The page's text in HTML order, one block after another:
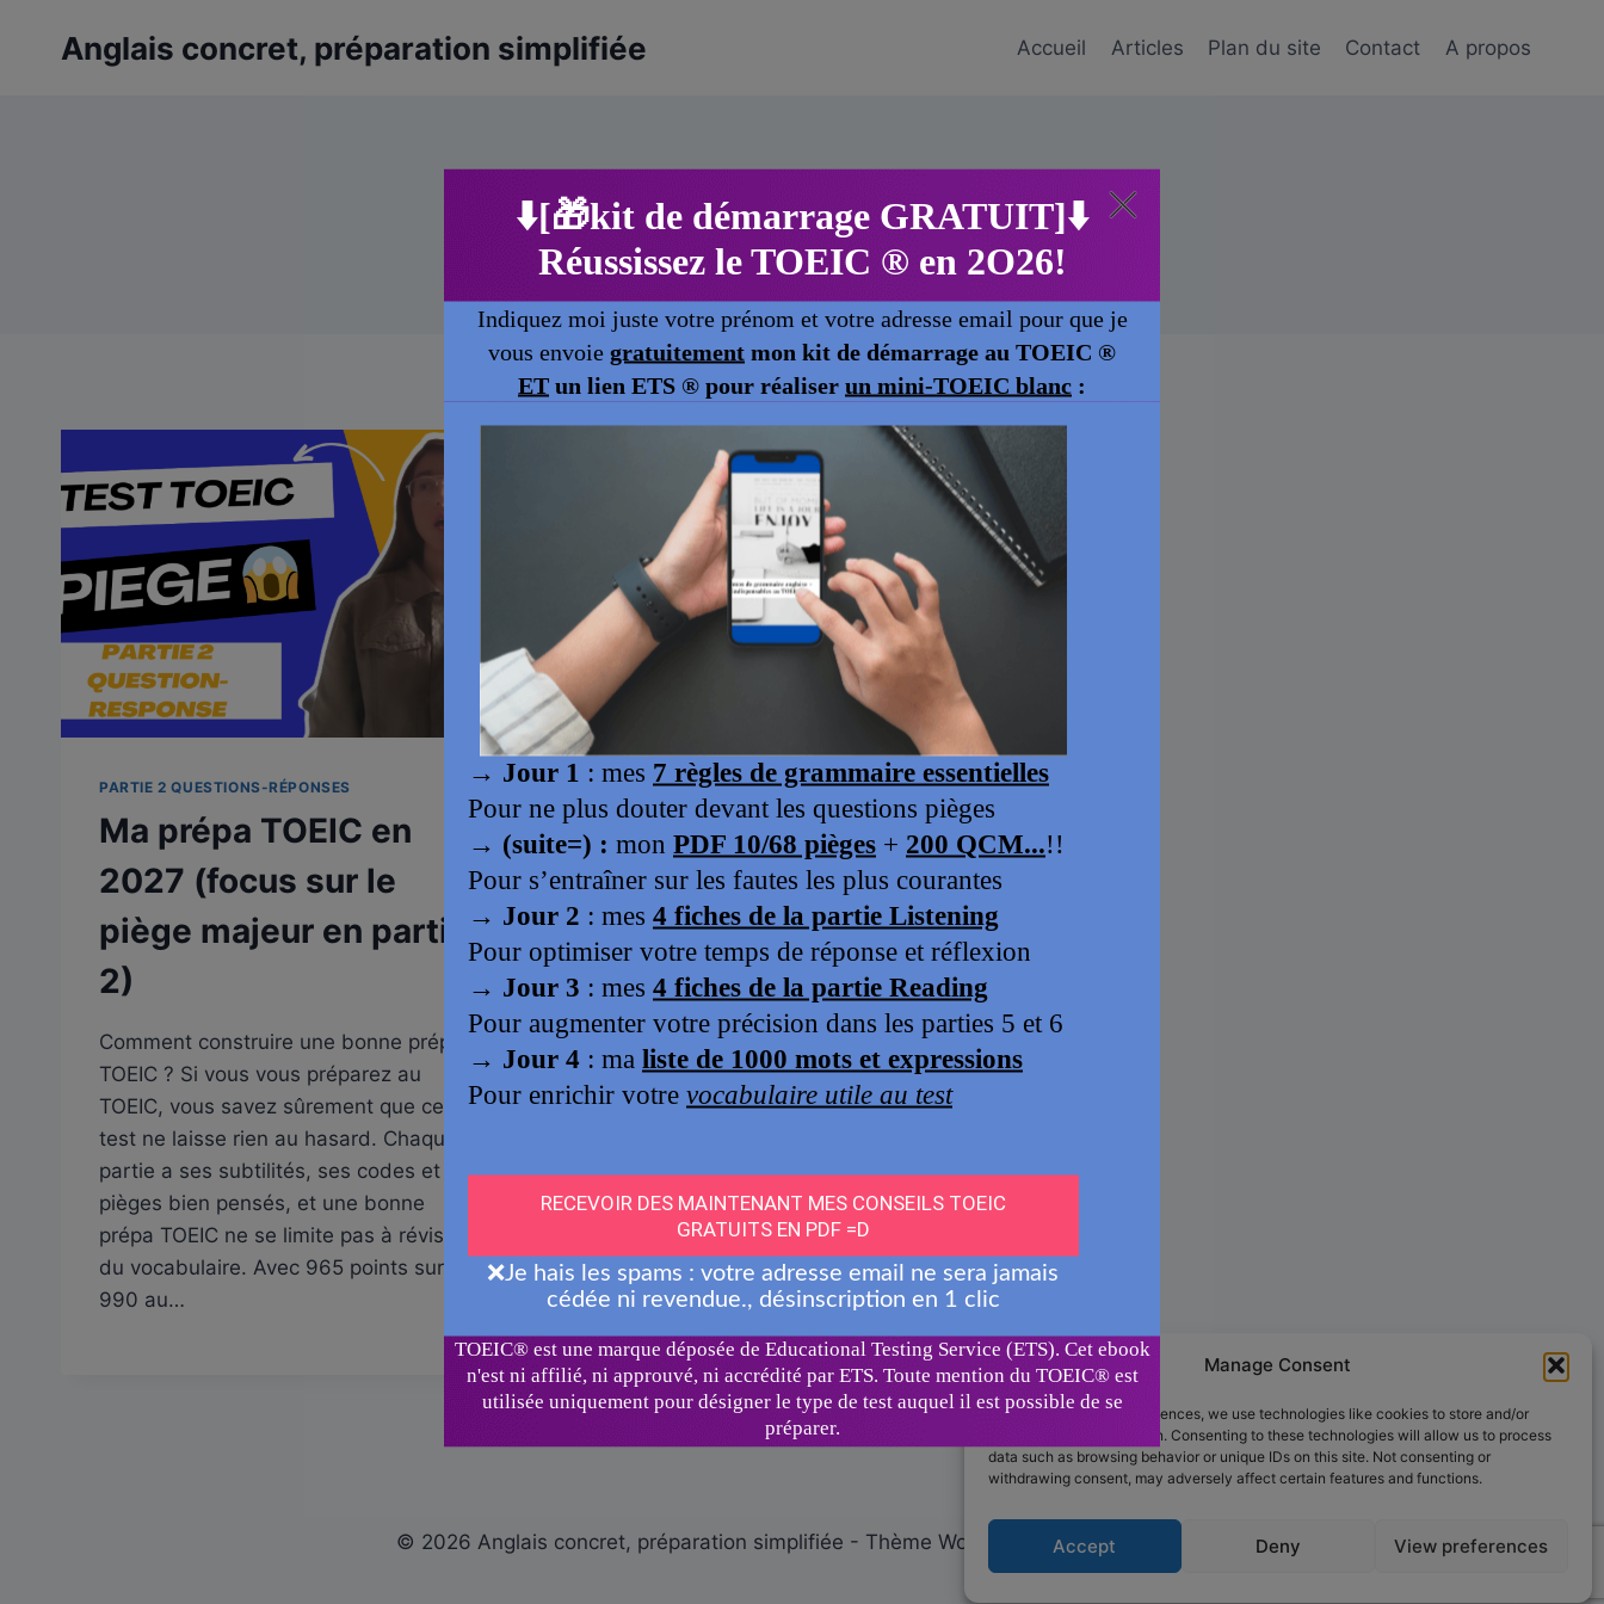
Manage Consent
To provide the best experiences, we use technologies like cookies to store and/or
access device information. Consenting to these technologies will allow us to process
data such as browsing behavior or unique IDs on this site. Not consenting or
withdrawing consent, may adversely affect certain features and functions.
Accept Deny View preferences
Anglais concret, préparation simplifiée Accueil Articles Plan du site Contact A propos
Partie 2 questions-réponses
PARTIE 2 QUESTIONS-RÉPONSES
Ma prépa TOEIC en
2027 (focus sur le
piège majeur en partie
2)
Comment construire une bonne prépa
TOEIC ? Si vous vous préparez au
TOEIC, vous savez sûrement que ce
test ne laisse rien au hasard. Chaque
partie a ses subtilités, ses codes et ses
pièges bien pensés, et une bonne
prépa TOEIC ne se limite pas à réviser
du vocabulaire. Avec 965 points sur
990 au…
© 2026 Anglais concret, préparation simplifiée - Thème WordPress parKadence WP